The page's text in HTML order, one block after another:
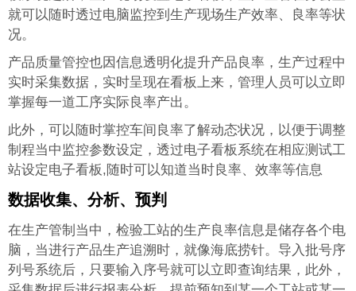
就可以随时透过电脑监控到生产现场生产效率、良率等状
况。
产品质量管控也因信息透明化提升产品良率，生产过程中
实时采集数据，实时呈现在看板上来，管理人员可以立即
掌握每一道工序实际良率产出。
此外，可以随时掌控车间良率了解动态状况，以便于调整
制程当中监控参数设定，透过电子看板系统在相应测试工
站设定电子看板,随时可以知道当时良率、效率等信息
数据收集、分析、预判
在生产管制当中，检验工站的生产良率信息是储存各个电
脑，当进行产品生产追溯时，就像海底捞针。导入批号序
列号系统后，只要输入序号就可以立即查询结果，此外，